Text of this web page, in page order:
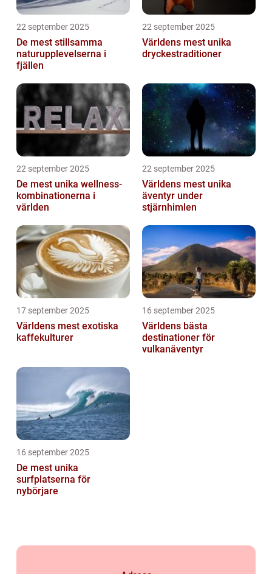
22 september 2025
De mest stillsamma
naturupplevelserna i
fjällen
22 september 2025
Världens mest unika
dryckestraditioner
22 september 2025
De mest unika wellness-
kombinationerna i
världen
22 september 2025
Världens mest unika
äventyr under
stjärnhimlen
17 september 2025
Världens mest exotiska
kaffekulturer
16 september 2025
Världens bästa
destinationer för
vulkanäventyr
16 september 2025
De mest unika
surfplatserna för
nybörjare